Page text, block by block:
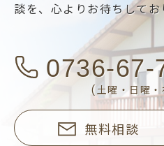
談を、 心よりお待ちしてお
0736-67-
(土曜・日曜
無料相談